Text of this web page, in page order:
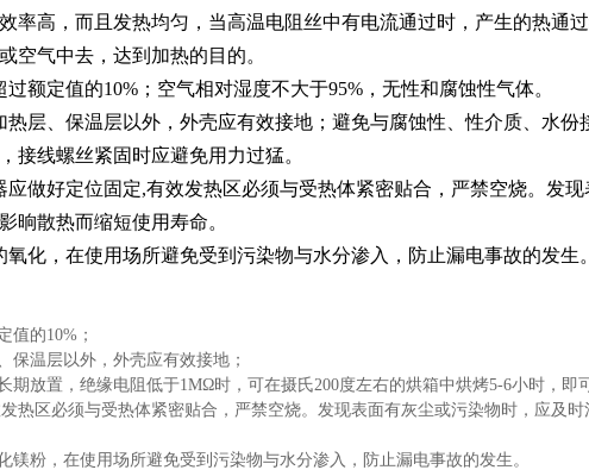
率高，而且发热均匀，当高温电阻丝中有电流通过时，产生的热通
空气中去，达到加热的目的。
额定值的10%；空气相对湿度不大于95%，无性和腐蚀性气体。
热层、保温层以外，外壳应有效接地；避免与腐蚀性、性介质、水份
接线螺丝紧固时应避免用力过猛。
应做好定位固定,有效发热区必须与受热体紧密贴合，严禁空烧。发
晌散热而缩短使用寿命。
氧化，在使用场所避免受到污染物与水分渗入，防止漏电事故的发生。
值的10%；
保温层以外，外壳应有效接地；
期放置，绝缘电阻低于1MΩ时，可在摄氏200度左右的烘箱中烘烤5-6小时，即
热区必须与受热体紧密贴合，严禁空烧。发现表面有灰尘或污染物时，应及
镁粉，在使用场所避免受到污染物与水分渗入，防止漏电事故的发生。